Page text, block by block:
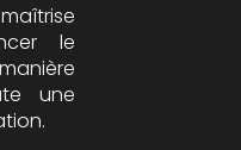
maîtrise
le
une